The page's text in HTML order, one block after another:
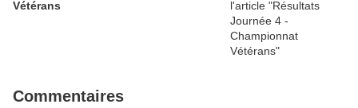
Vétérans
Commentaires